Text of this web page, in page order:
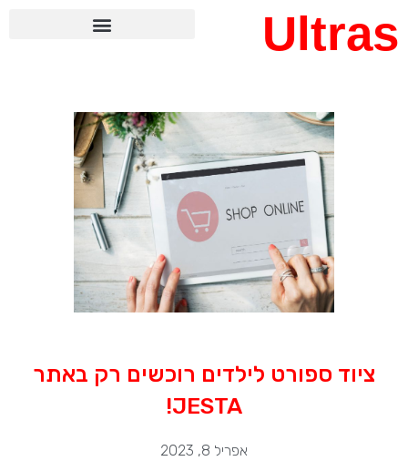
Ultras
ציוד ספורט לילדים רוכשים רק באתר
JESTA!
אפריל 8, 2023